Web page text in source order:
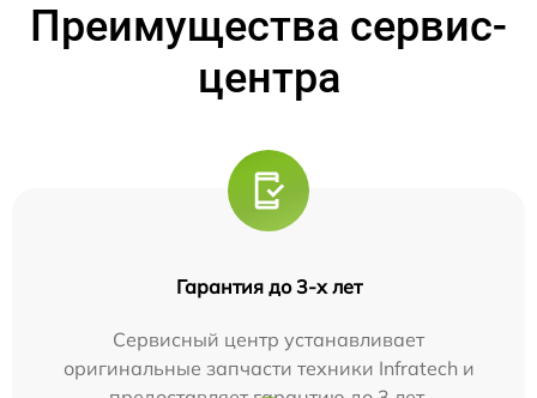
Преимущества сервис-
центра
Гарантия до 3-х лет
Сервисный центр устанавливает
оригинальные запчасти техники Infratech и